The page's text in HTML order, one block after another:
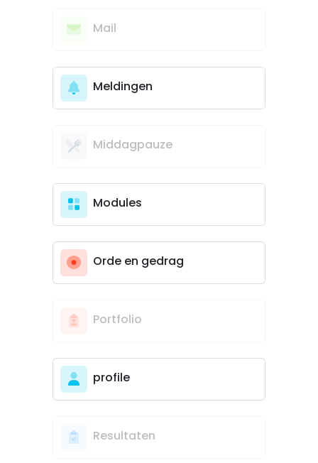
Mail
Meldingen
Middagpauze
Modules
Orde en gedrag
Portfolio
profile
Resultaten